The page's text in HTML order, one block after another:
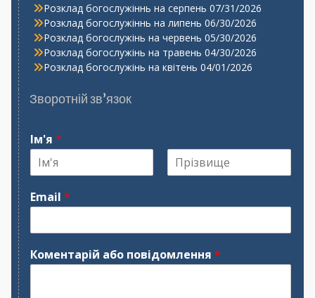
Розклад богослужіннь на серпень 07/31/2026
Розклад богослужіннь на липень 06/30/2026
Розклад богослужінь на червень 05/30/2026
Розклад богослужінь на травень 04/30/2026
Розклад богослужінь на квітень 04/01/2026
Зворотній зв’язок
Ім'я *
м
'
и
е
Email *
Коментарій або повідомлення *